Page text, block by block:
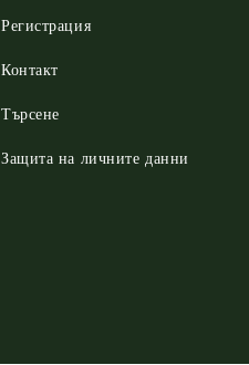
Регистрация
Контакт
Търсене
Защита на личните данни